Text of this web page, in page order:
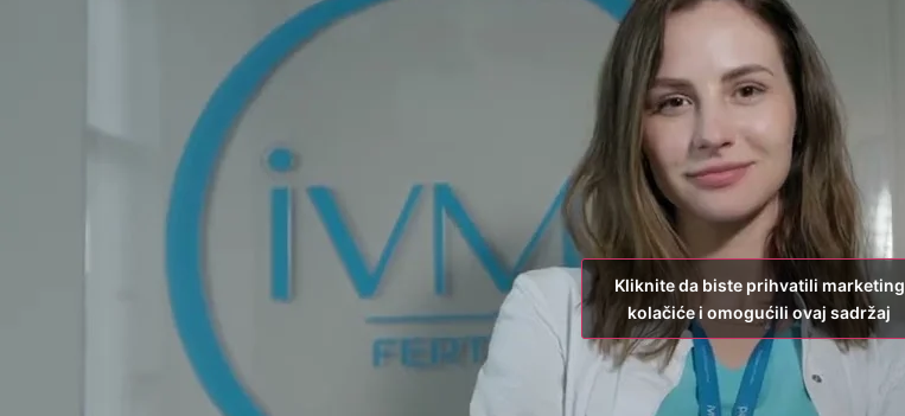
Kliknite da biste prihvatili marketing
kolačiće i omogućili ovaj sadržaj